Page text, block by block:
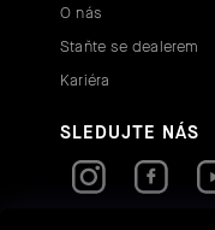
O nás
Staňte se dealerem
Kariéra
SLEDUJTE NÁS